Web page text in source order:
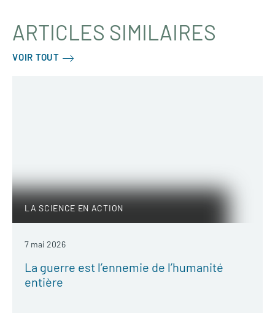
ARTICLES SIMILAIRES
VOIR TOUT
LA SCIENCE EN ACTION
7 mai 2026
La guerre est l’ennemie de l’humanité
entière